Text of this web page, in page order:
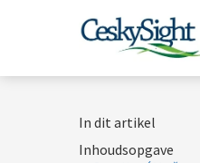
In dit artikel
Inhoudsopgave